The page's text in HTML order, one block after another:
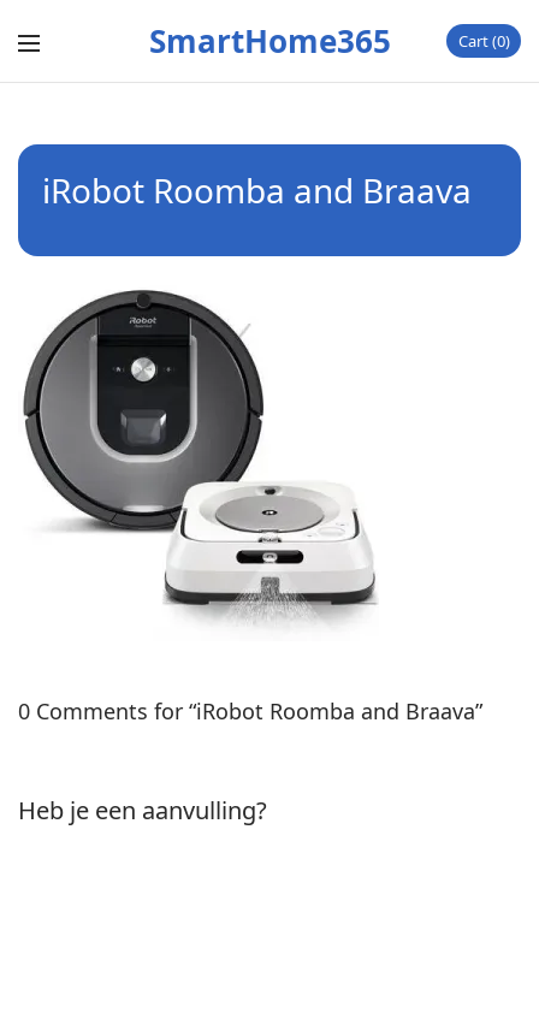
SmartHome365 Cart 0
iRobot Roomba and Braava
0 Comments for “iRobot Roomba and Braava”
Heb je een aanvulling?